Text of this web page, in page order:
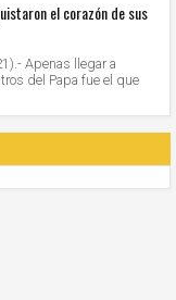
el corazón de sus
Apenas llegar a
del Papa fue el que